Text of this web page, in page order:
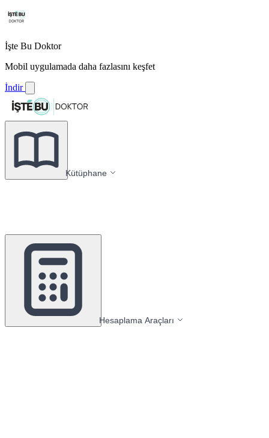
İşte Bu Doktor
Mobil uygulamada daha fazlasını keşfet
İndir
Kütüphane
Hesaplama Araçları